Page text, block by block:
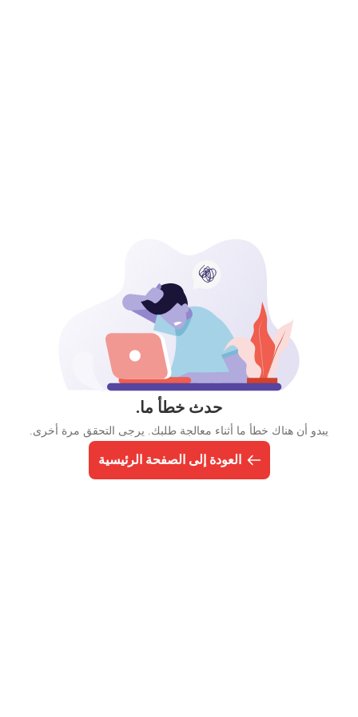
حدث خطأ ما.
يبدو أن هناك خطأ ما أثناء معالجة طلبك. يرجى التحقق مرة أخرى.
العودة إلى الصفحة الرئيسية